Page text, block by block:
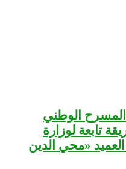
www.tna.dz المسرح الوطني
تابعة لوزارة
«محي الدين